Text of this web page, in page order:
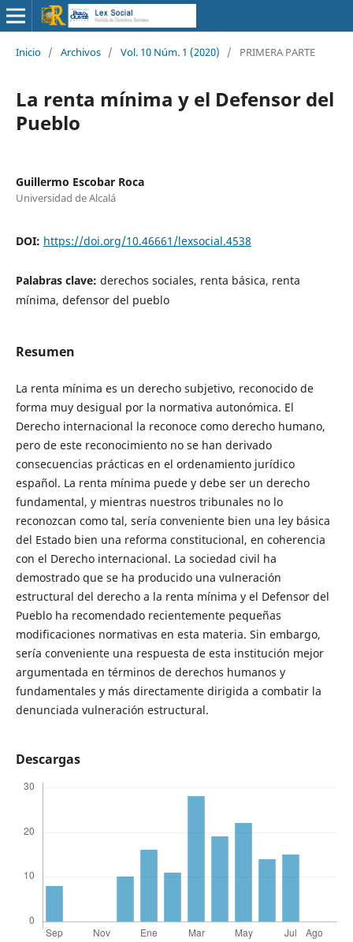
Inicio / Archivos / Vol. 10 Núm. 1 (2020) / PRIMERA PARTE
La renta mínima y el Defensor del
Pueblo
Guillermo Escobar Roca
Universidad de Alcalá
DOI: https://doi.org/10.46661/lexsocial.4538
Palabras clave: derechos sociales, renta básica, renta
mínima, defensor del pueblo
Resumen
La renta mínima es un derecho subjetivo, reconocido de
forma muy desigual por la normativa autonómica. El
Derecho internacional la reconoce como derecho humano,
pero de este reconocimiento no se han derivado
consecuencias prácticas en el ordenamiento jurídico
español. La renta mínima puede y debe ser un derecho
fundamental, y mientras nuestros tribunales no lo
reconozcan como tal, sería conveniente bien una ley básica
del Estado bien una reforma constitucional, en coherencia
con el Derecho internacional. La sociedad civil ha
demostrado que se ha producido una vulneración
estructural del derecho a la renta mínima y el Defensor del
Pueblo ha recomendado recientemente pequeñas
modificaciones normativas en esta materia. Sin embargo,
sería conveniente una respuesta de esta institución mejor
argumentada en términos de derechos humanos y
fundamentales y más directamente dirigida a combatir la
denunciada vulneración estructural.
Descargas